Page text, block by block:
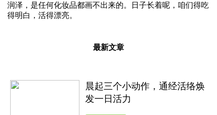
润泽，是任何化妆品都画不出来的。日子长着呢，咱们得吃
得明白，活得漂亮。
最新文章
晨起三个小动作，通经活络焕
发一日活力